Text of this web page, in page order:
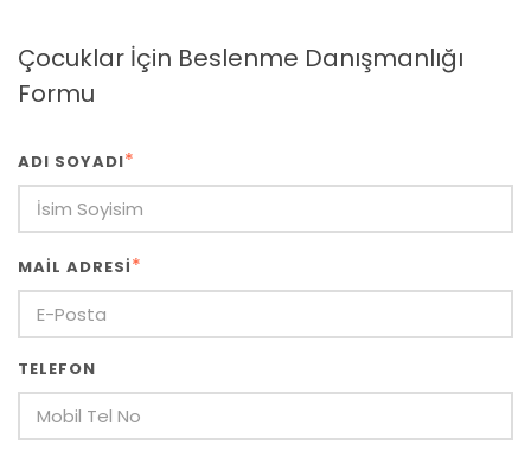
Çocuklar İçin Beslenme Danışmanlığı
Formu
ADI SOYADI*
MAIL ADRESI*
TELEFON